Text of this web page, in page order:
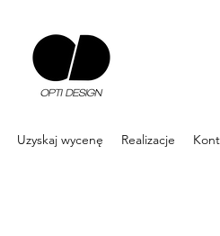
Uzyskaj wycenę Realizacje